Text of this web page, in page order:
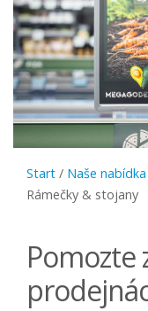
Start / Naše nabídka
Rámečky & stojany
Pomozte